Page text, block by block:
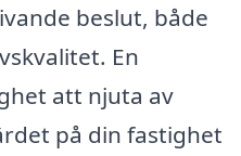
beslut, både
En
att njuta av
på din fastighet